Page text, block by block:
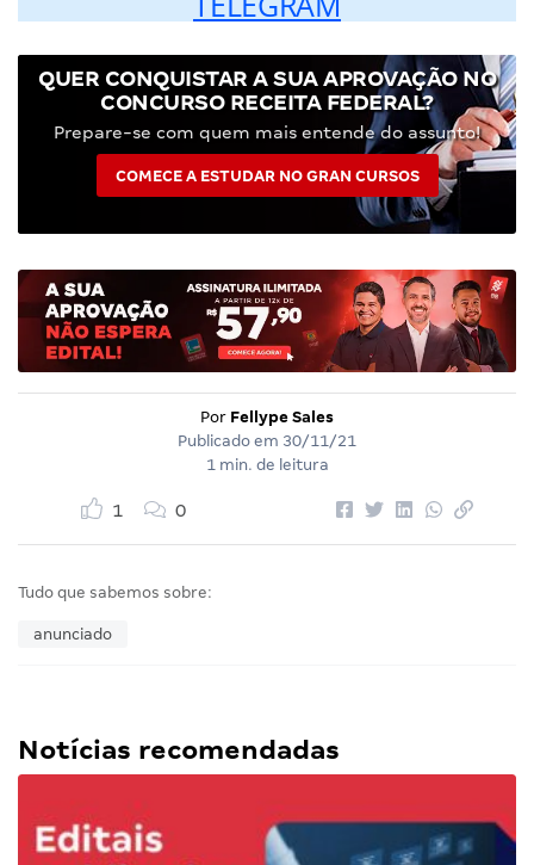
QUER CONQUISTAR A SUA APROVAÇÃO NO
CONCURSO RECEITA FEDERAL?
Prepare-se com quem mais entende do assunto!
COMECE A ESTUDAR NO GRAN CURSOS
Por Fellype Sales
Publicado em 30/11/21
1 min. de leitura
1 0
Tudo que sabemos sobre:
anunciado
Notícias recomendadas